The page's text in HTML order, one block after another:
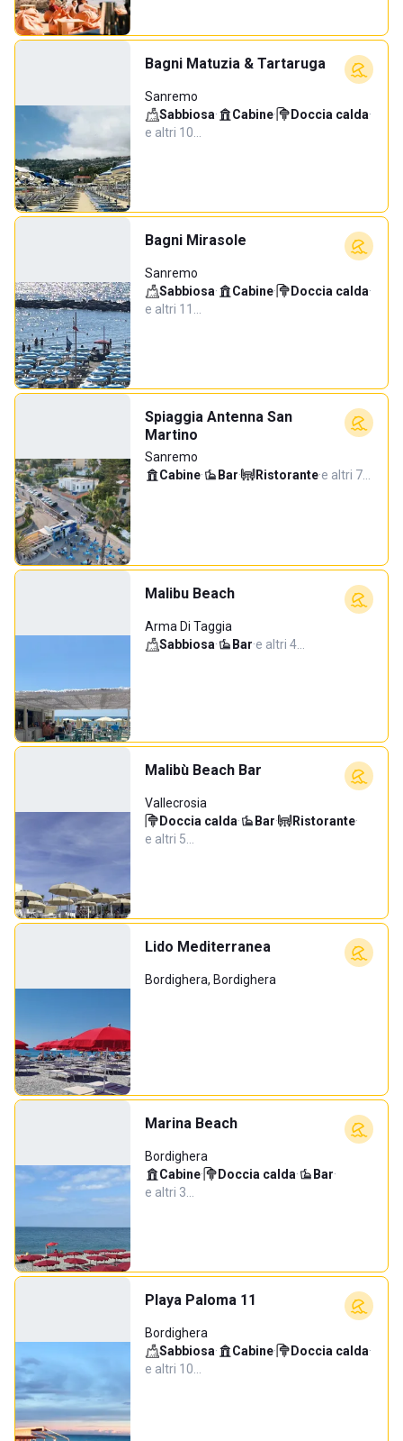
Bagni Matuzia & Tartaruga
Sanremo
Sabbiosa· Cabine· Doccia calda·
e altri 10…
Bagni Mirasole
Sanremo
Sabbiosa· Cabine· Doccia calda·
e altri 11…
Spiaggia Antenna San
Martino
Sanremo
Cabine· Bar· Ristorante·e altri 7…
Malibu Beach
Arma Di Taggia
Sabbiosa· Bar·e altri 4…
Malibù Beach Bar
Vallecrosia
Doccia calda· Bar· Ristorante·
e altri 5…
Lido Mediterranea
Bordighera, Bordighera
Marina Beach
Bordighera
Cabine· Doccia calda· Bar·
e altri 3…
Playa Paloma 11
Bordighera
Sabbiosa· Cabine· Doccia calda·
e altri 10…